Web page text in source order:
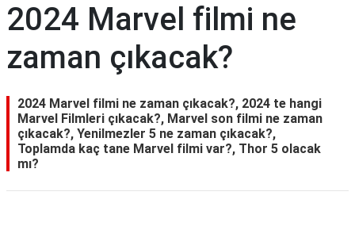
2024 Marvel filmi ne
zaman çıkacak?
2024 Marvel filmi ne zaman çıkacak?, 2024 te hangi
Marvel Filmleri çıkacak?, Marvel son filmi ne zaman
çıkacak?, Yenilmezler 5 ne zaman çıkacak?,
Toplamda kaç tane Marvel filmi var?, Thor 5 olacak
mı?